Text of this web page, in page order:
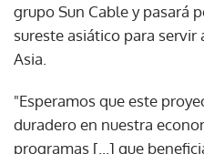
grupo Sun Cable y pasará
sureste asiático para servir
Asia.
"Esperamos que este
duradero en nuestra
programas [...] que